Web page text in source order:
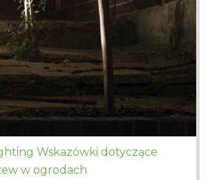
Wskazówki dotyczące
w ogrodach